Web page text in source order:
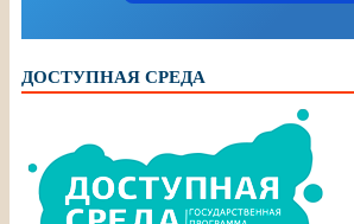
ДОСТУПНАЯ СРЕДА